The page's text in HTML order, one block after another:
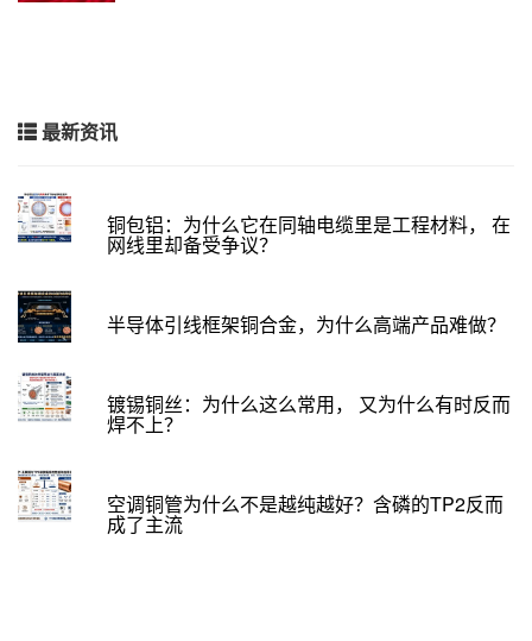
最新资讯
铜包铝：为什么它在同轴电缆里是工程材料， 在
网线里却备受争议？
半导体引线框架铜合金，为什么高端产品难做？
镀锡铜丝：为什么这么常用， 又为什么有时反而
焊不上？
空调铜管为什么不是越纯越好？含磷的TP2反而
成了主流